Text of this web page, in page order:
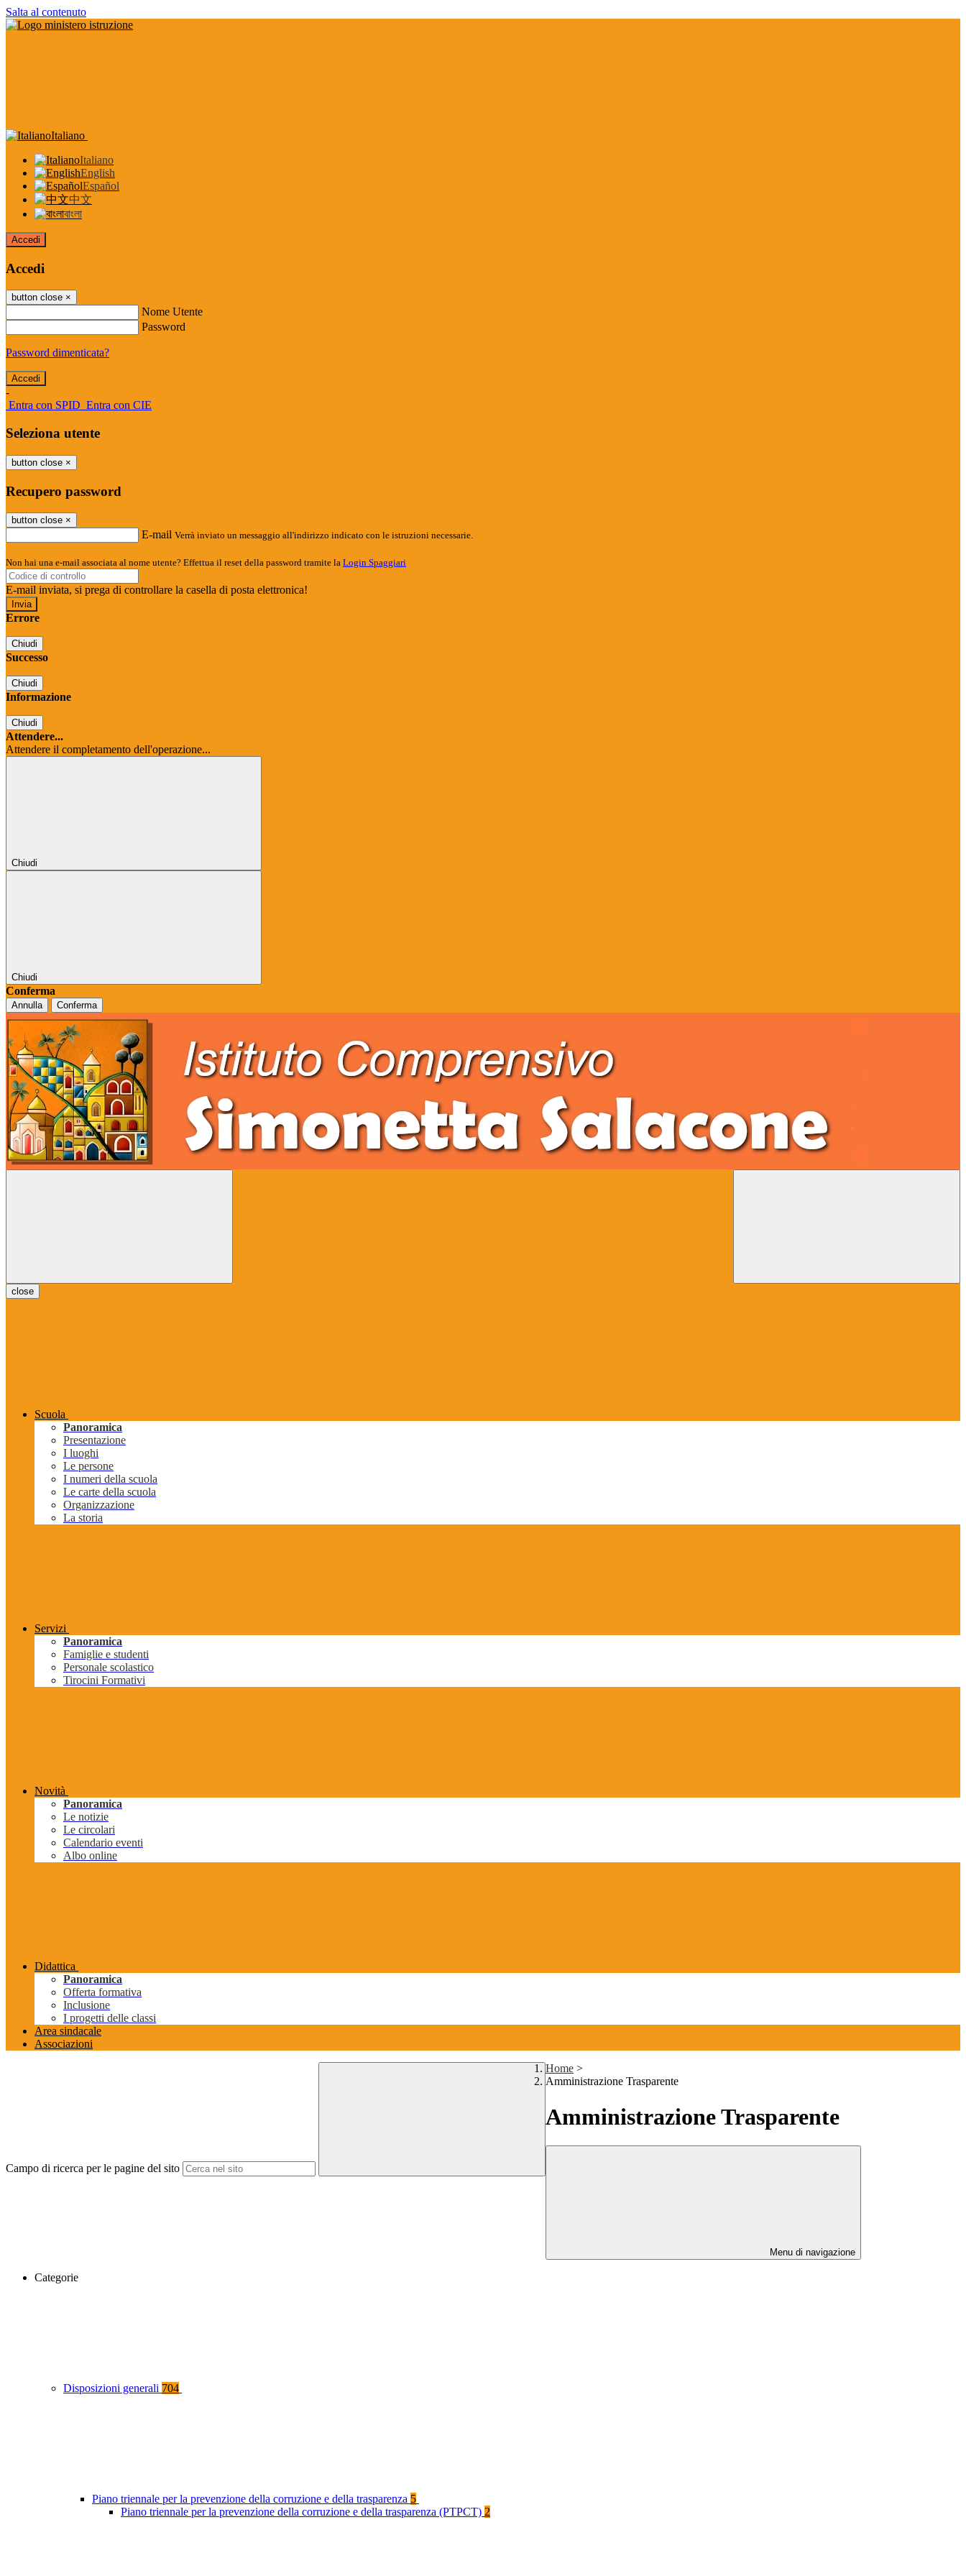
Salta al contenuto
Italiano
Italiano
English
Español
中文
বাংলা
Accedi
Accedi
button close ×
Nome Utente
Password
Password dimenticata?
-
Entra con SPID Entra con CIE
Seleziona utente
button close ×
Recupero password
button close ×
E-mail Verrà inviato un messaggio all'indirizzo indicato con le istruzioni necessarie.
Non hai una e-mail associata al nome utente? Effettua il reset della password tramite la Login Spaggiari
E-mail inviata, si prega di controllare la casella di posta elettronica!
Errore
Chiudi
Successo
Chiudi
Informazione
Chiudi
Attendere...
Attendere il completamento dell'operazione...
Chiudi
Chiudi
Conferma
Annulla Conferma
close
Scuola
Panoramica
Presentazione
I luoghi
Le persone
I numeri della scuola
Le carte della scuola
Organizzazione
La storia
Servizi
Panoramica
Famiglie e studenti
Personale scolastico
Tirocini Formativi
Novità
Panoramica
Le notizie
Le circolari
Calendario eventi
Albo online
Didattica
Panoramica
Offerta formativa
Inclusione
I progetti delle classi
Area sindacale
Associazioni
Campo di ricerca per le pagine del sito
Home >
Amministrazione Trasparente
Amministrazione Trasparente
Menu di navigazione
Categorie
Disposizioni generali 704
Piano triennale per la prevenzione della corruzione e della trasparenza 5
Piano triennale per la prevenzione della corruzione e della trasparenza (PTPCT) 2